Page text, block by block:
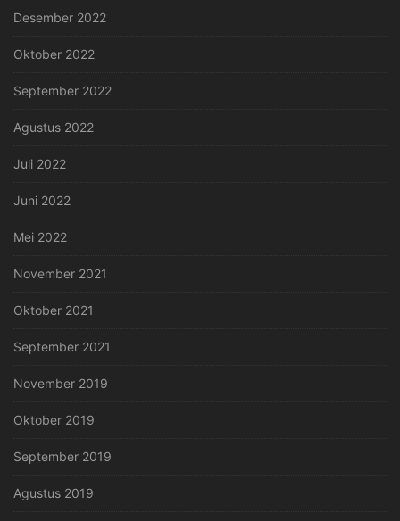
Desember 2022
Oktober 2022
September 2022
Agustus 2022
Juli 2022
Juni 2022
Mei 2022
November 2021
Oktober 2021
September 2021
November 2019
Oktober 2019
September 2019
Agustus 2019